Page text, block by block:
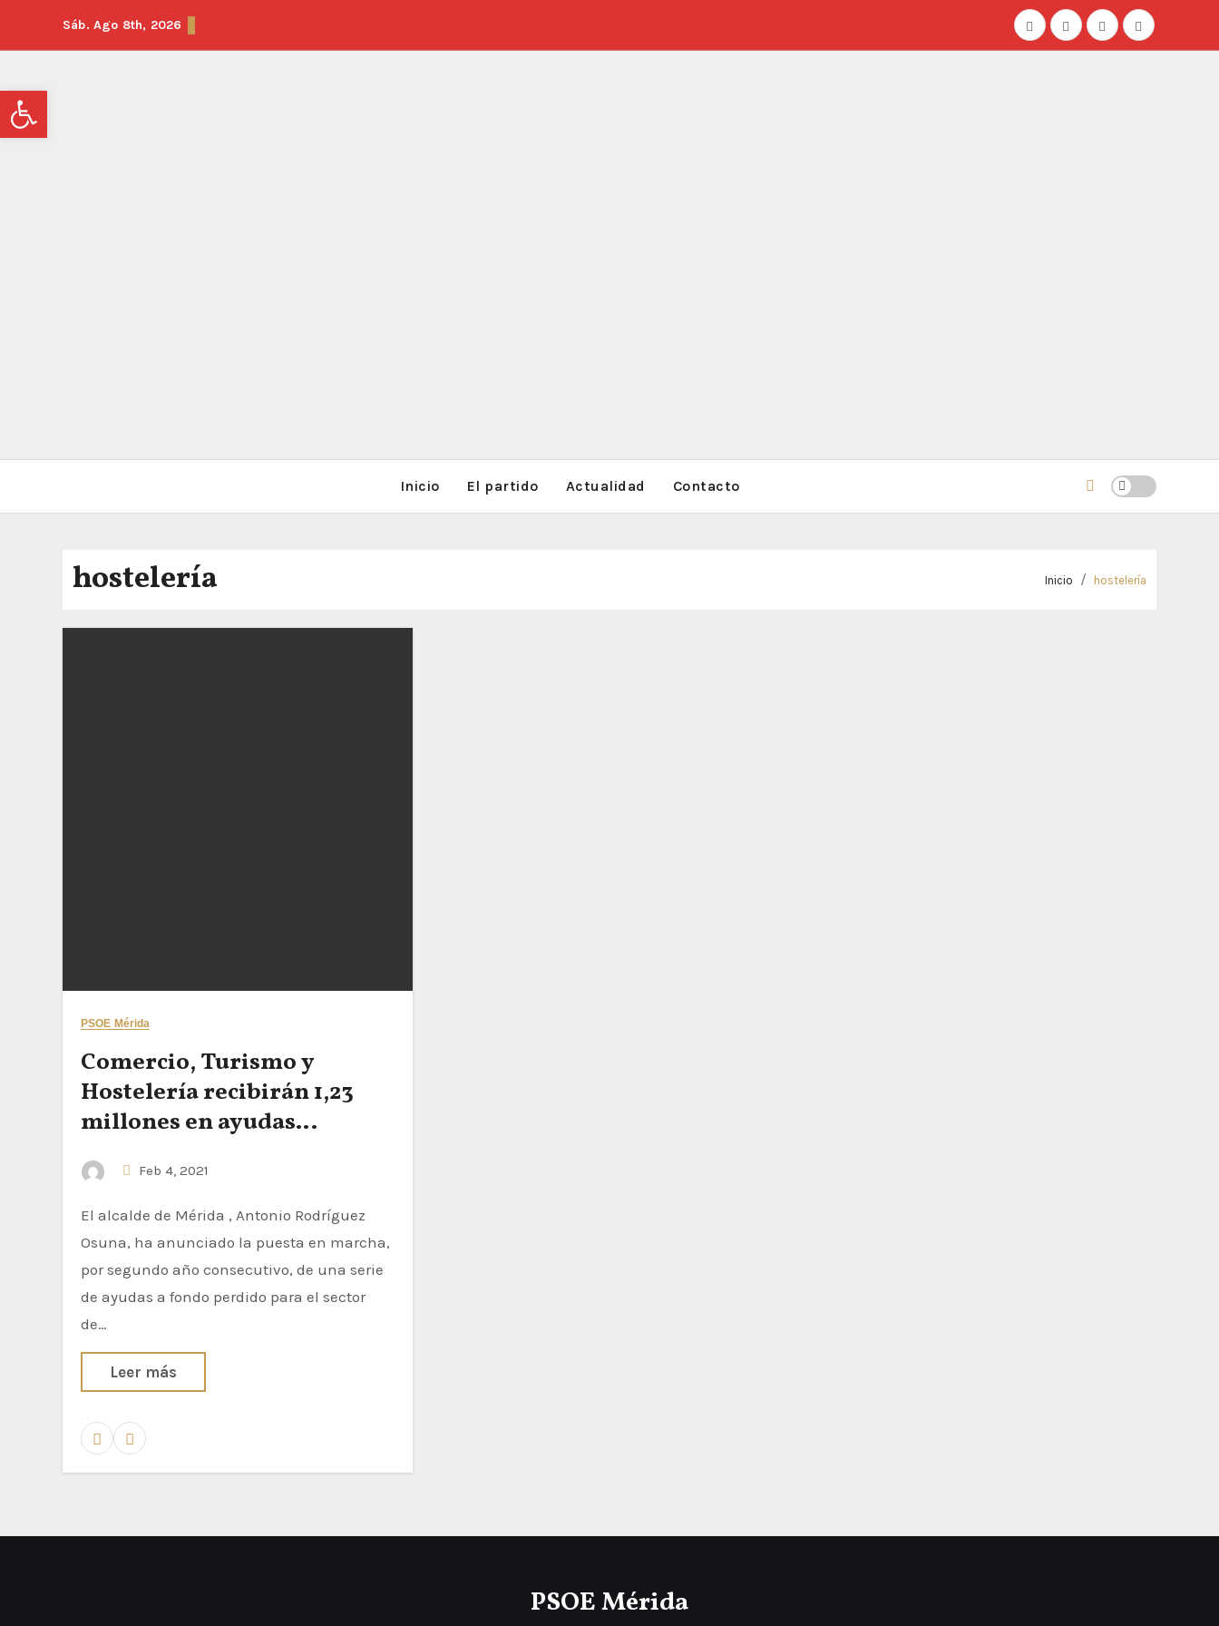
Sáb. Ago 8th, 2026
Inicio El partido Actualidad Contacto
hostelería Inicio hostelería
PSOE Mérida
Comercio, Turismo y
Hostelería recibirán 1,23
millones en ayudas
municipales
Feb 4, 2021
El alcalde de Mérida , Antonio Rodríguez
Osuna, ha anunciado la puesta en marcha,
por segundo año consecutivo, de una serie
de ayudas a fondo perdido para el sector
de…
Leer más
PSOE Mérida
Abrir barra de herramientas